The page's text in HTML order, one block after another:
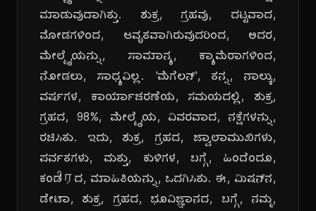
ಮಾಡುವುದಾಗಿತ್ತು. ಶುಕ್ರ, ಗ್ರಹವು, ದಟ್ಟವಾದ,
ಮೋಡಗಳಿಂದ, ಆವೃತವಾಗಿರುವುದರಿಂದ, ಅದರ,
ಮೇಲ್ಮೈಯನ್ನು, ಸಾಮಾನ್ಯ, ಕ್ಯಾಮೆರಾಗಳಿಂದ,
ನೋಡಲು, ಸಾಧ್ಯವಿಲ್ಲ. 'ಮೆಗೆಲನ್', ತನ್ನ, ನಾಲ್ಕು,
ವರ್ಷಗಳ, ಕಾರ್ಯಾಚರಣೆಯ, ಸಮಯದಲ್ಲಿ, ಶುಕ್ರ,
ಗ್ರಹದ, 98%, ಮೇಲ್ಮೈಯ, ವಿವರವಾದ, ನಕ್ಷೆಗಳನ್ನು,
ರಚಿಸಿತು. ಇದು, ಶುಕ್ರ, ಗ್ರಹದ, ಜ್ವಾಲಾಮುಖಿಗಳು,
ಪರ್ವತಗಳು, ಮತ್ತು, ಕುಳಿಗಳ, ಬಗ್ಗೆ, ಹಿಂದೆಂದೂ,
ಕಂಡிரದ, ಮಾಹಿತಿಯನ್ನು, ಒದಗಿಸಿತು. ಈ, ಮಿಷನ್‌ನ,
ಡೇಟಾ, ಶುಕ್ರ, ಗ್ರಹದ, ಭೂವಿಜ್ಞಾನದ, ಬಗ್ಗೆ, ನಮ್ಮ,